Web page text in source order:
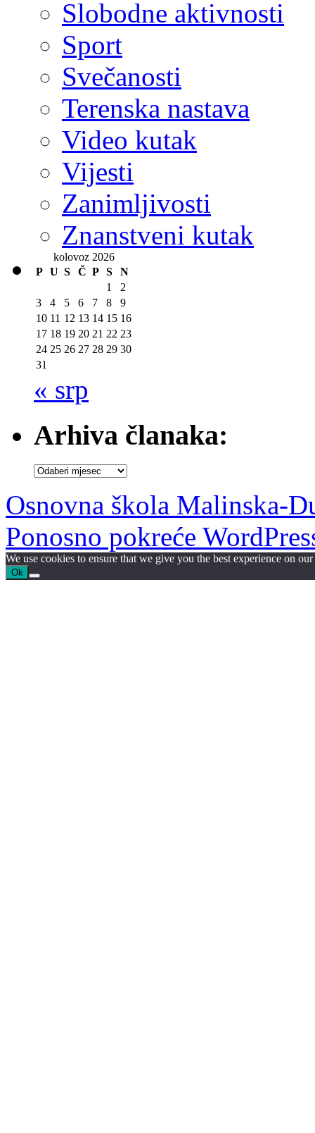
Slobodne aktivnosti
Sport
Svečanosti
Terenska nastava
Video kutak
Vijesti
Zanimljivosti
Znanstveni kutak
kolovoz 2026
P U S Č P S
N
1
2
3
4 5 6 7 8
9
10 11 12 13 14 15 16
17 18 19 20 21 22 23
24 25 26 27 28 29 30
31
« srp
Arhiva članaka:
Arhiva
Osnovna škola Malinska-
Ponosno pokreće
We use cookies to ensure that we give you the best experience on
Ok